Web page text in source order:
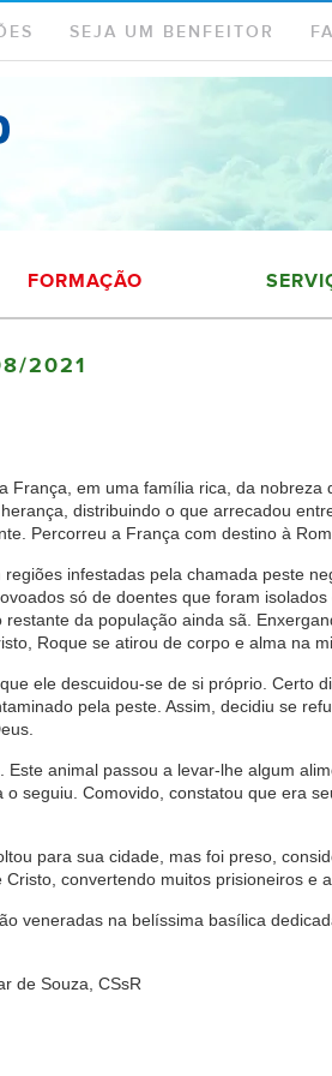
SEJA UM BENFEITOR
FORMAÇÃO
2021
França, em uma família rica, da nobreza
distribuindo o que arrecadou
Percorreu a França com destino à
infestadas pela chamada peste
só de doentes que foram
da população ainda sã.
Roque se atirou de corpo e alma na
ele descuidou-se de si próprio. Certo
pela peste. Assim, decidiu se
animal passou a levar-lhe algum
seguiu. Comovido, constatou que era
para sua cidade, mas foi preso,
convertendo muitos prisioneiros e
veneradas na belíssima basílica
de Souza, CSsR